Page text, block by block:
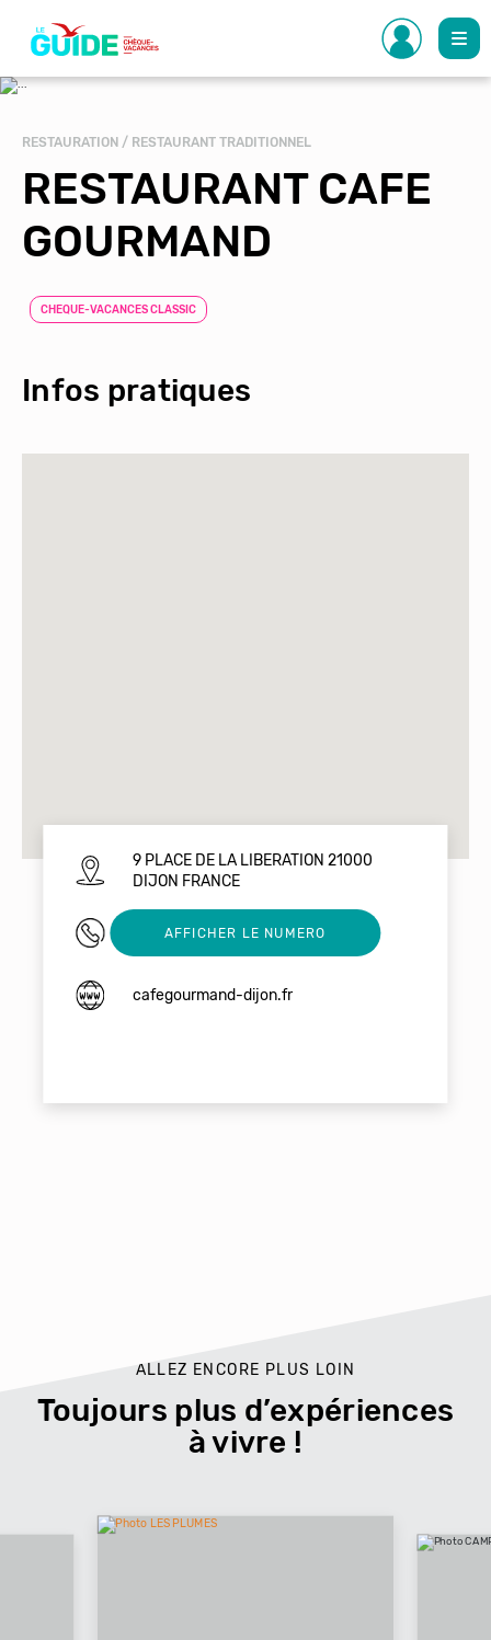
contenu
principal
RESTAURATION / RESTAURANT TRADITIONNEL
RESTAURANT CAFE
GOURMAND
CHEQUE-VACANCES CLASSIC
Infos pratiques
9 PLACE DE LA LIBERATION 21000
DIJON FRANCE
03 80 36 87 51
AFFICHER LE NUMERO
cafegourmand-dijon.fr
ALLEZ ENCORE PLUS LOIN
Toujours plus d’expériences
à vivre !